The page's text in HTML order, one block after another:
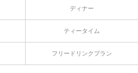
ディナー
ティータイム
フリードリンクプラン